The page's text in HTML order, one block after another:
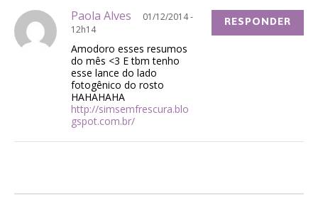
Paola Alves
01/12/2014 -
12h14
Amodoro esses resumos
do mês <3 E tbm tenho
esse lance do lado
fotogênico do rosto
HAHAHAHA
http://simsemfrescura.blo
gspot.com.br/
RESPONDER